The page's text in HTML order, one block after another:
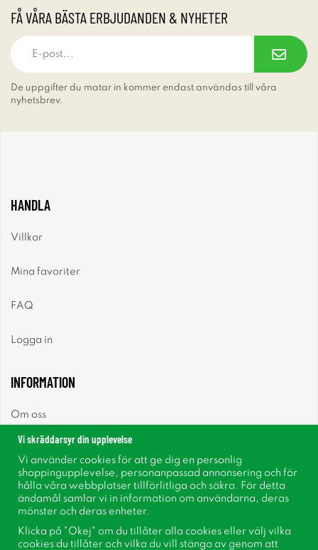
FÅ VÅRA BÄSTA ERBJUDANDEN & NYHETER
De uppgifter du matar in kommer endast användas till våra
nyhetsbrev.
HANDLA
Villkor
Mina favoriter
FAQ
Logga in
INFORMATION
Om oss
Nyhetsbrev
Om cookies
Vi skräddarsyr din upplevelse
Vi använder cookies för att ge dig en personlig
shoppingupplevelse, personanpassad annonsering och för
hålla våra webbplatser tillförlitliga och säkra. För detta
ändamål samlar vi in information om användarna, deras
mönster och deras enheter.
Klicka på "Okej" om du tillåter alla cookies eller välj vilka
cookies du tillåter och vilka du vill stänga av genom att